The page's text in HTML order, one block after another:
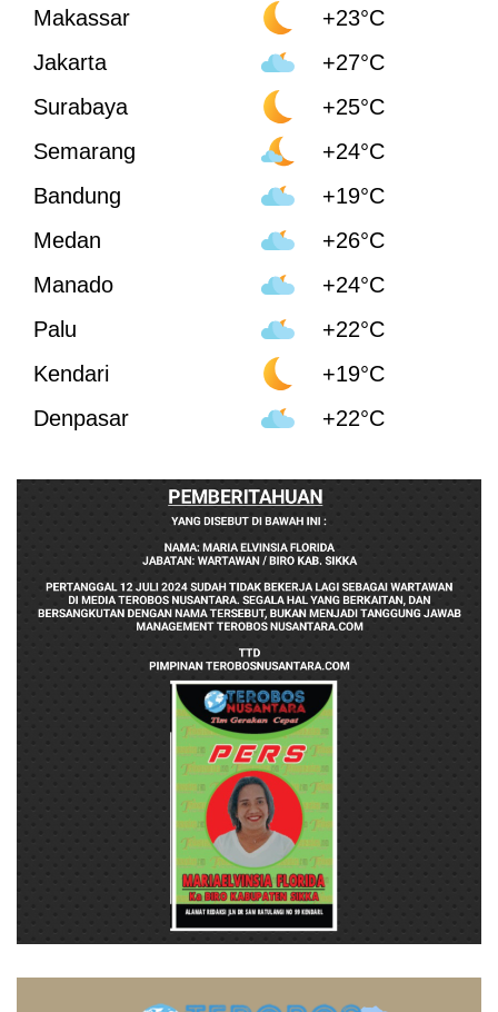
Makassar
+23°C
Jakarta
+27°C
Surabaya
+25°C
Semarang
+24°C
Bandung
+19°C
Medan
+26°C
Manado
+24°C
Palu
+22°C
Kendari
+19°C
Denpasar
+22°C